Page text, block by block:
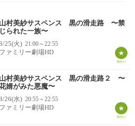
山村美紗サスペンス 黒の滑走路 〜禁
じられた一族〜
25(火) 21:00～22:55
ファミリー劇場HD
山村美紗サスペンス 黒の滑走路２ 〜
婿がみた悪魔〜
26(水) 20:55～22:55
ファミリー劇場HD